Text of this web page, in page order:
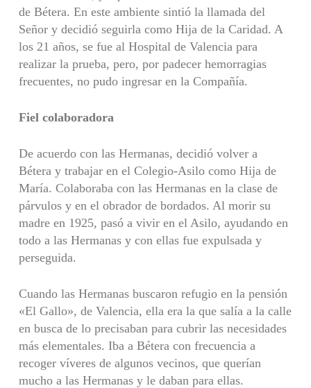
de Bétera. En este ambiente sintió la llamada del
Señor y decidió seguirla como Hija de la Caridad. A
los 21 años, se fue al Hospital de Valencia para
realizar la prueba, pero, por padecer hemorragias
frecuentes, no pudo ingresar en la Compañía.
Fiel colaboradora
De acuerdo con las Hermanas, decidió volver a
Bétera y trabajar en el Colegio-Asilo como Hija de
María. Colaboraba con las Hermanas en la clase de
párvulos y en el obrador de bordados. Al morir su
madre en 1925, pasó a vivir en el Asilo, ayudando en
todo a las Hermanas y con ellas fue expulsada y
perseguida.
Cuando las Hermanas buscaron refugio en la pensión
«El Gallo», de Valencia, ella era la que salía a la calle
en busca de lo precisaban para cubrir las necesidades
más elementales. Iba a Bétera con frecuencia a
recoger víveres de algunos vecinos, que querían
mucho a las Hermanas y le daban para ellas.